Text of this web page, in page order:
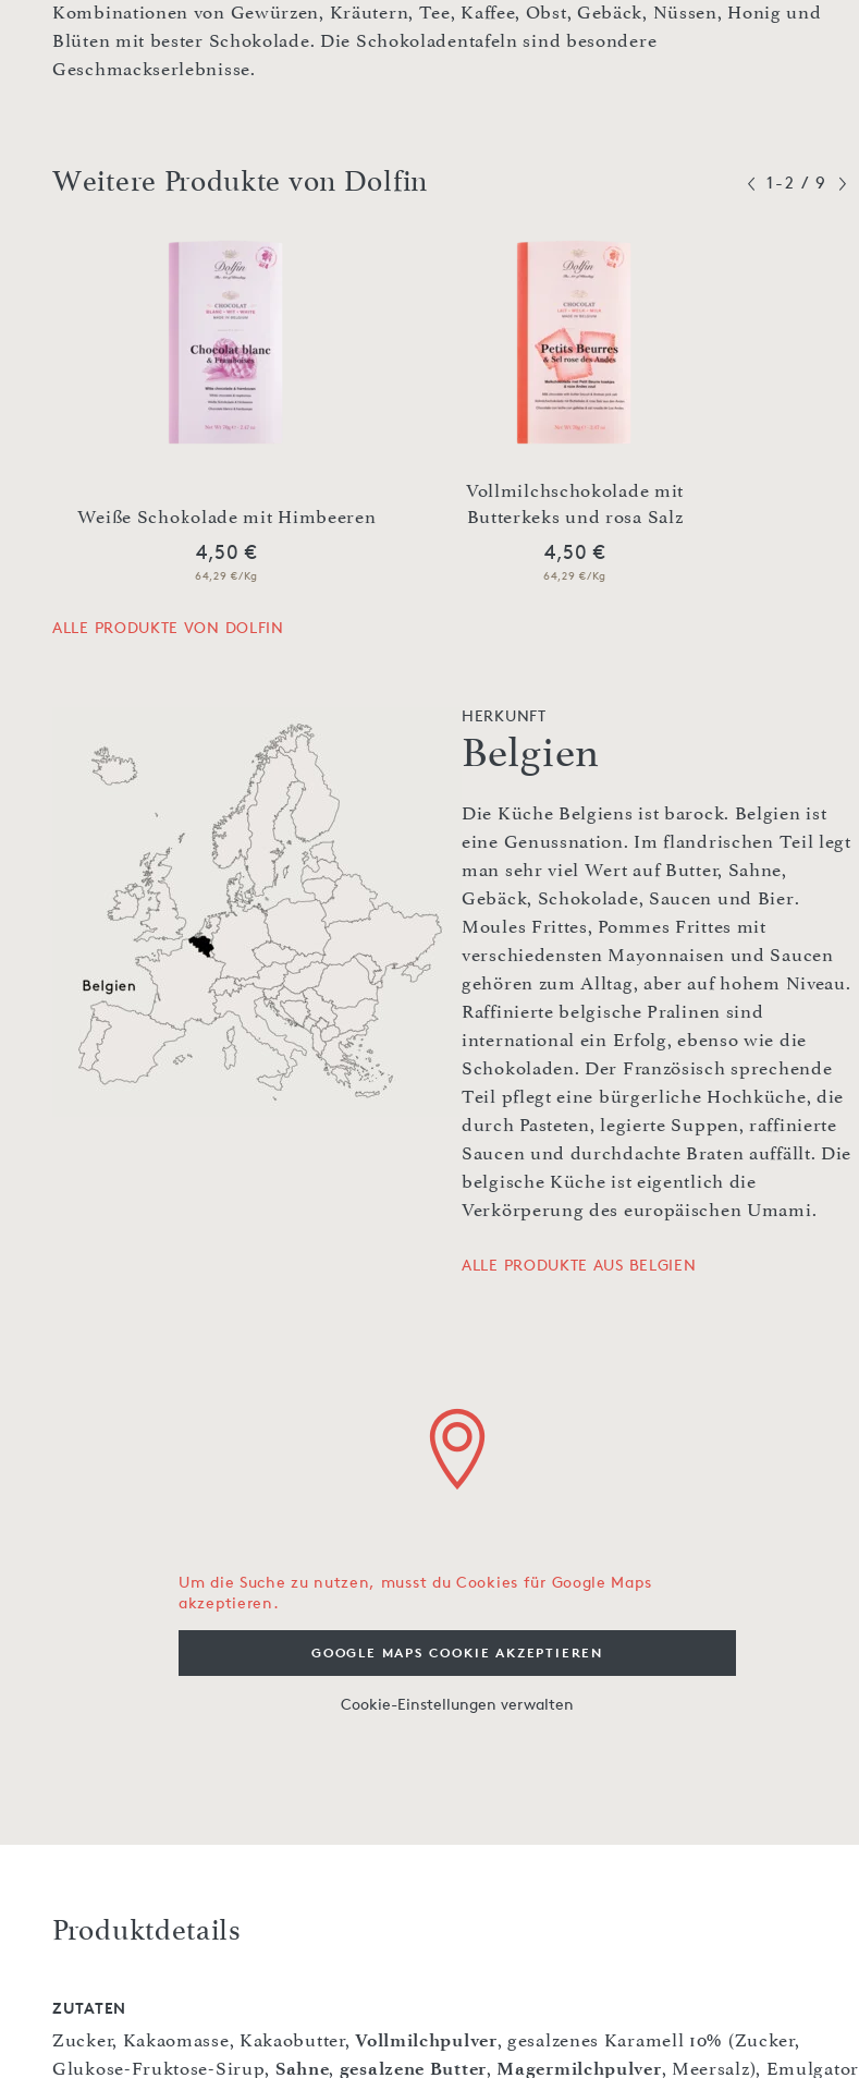
Kombinationen von Gewürzen, Kräutern, Tee, Kaffee, Obst, Gebäck, Nüssen, Honig und
Blüten mit bester Schokolade. Die Schokoladentafeln sind besondere
Geschmackserlebnisse.
Weitere Produkte von Dolfin
Weiße Schokolade mit Himbeeren
4,50 €
64,29 €/Kg
Vollmilchschokolade mit
Butterkeks und rosa Salz
4,50 €
64,29 €/Kg
1-2 / 9
ALLE PRODUKTE VON DOLFIN
HERKUNFT
Belgien
Die Küche Belgiens ist barock. Belgien ist
eine Genussnation. Im flandrischen Teil legt
man sehr viel Wert auf Butter, Sahne,
Gebäck, Schokolade, Saucen und Bier.
Moules Frittes, Pommes Frittes mit
verschiedensten Mayonnaisen und Saucen
gehören zum Alltag, aber auf hohem Niveau.
Raffinierte belgische Pralinen sind
international ein Erfolg, ebenso wie die
Schokoladen. Der Französisch sprechende
Teil pflegt eine bürgerliche Hochküche, die
durch Pasteten, legierte Suppen, raffinierte
Saucen und durchdachte Braten auffällt. Die
belgische Küche ist eigentlich die
Verkörperung des europäischen Umami.
ALLE PRODUKTE AUS BELGIEN
Um die Suche zu nutzen, musst du Cookies für Google Maps
akzeptieren.
GOOGLE MAPS COOKIE AKZEPTIEREN
Cookie-Einstellungen verwalten
Produktdetails
ZUTATEN
Zucker, Kakaomasse, Kakaobutter,Vollmilchpulver, gesalzenes Karamell 10% (Zucker,
Glukose-Fruktose-Sirup, Sahne, gesalzene Butter, Magermilchpulver, Meersalz), Emulgator